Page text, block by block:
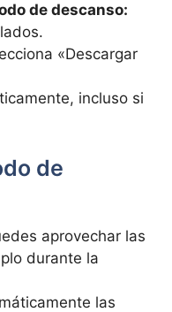
de descanso:
«Descargar
incluso si
de
aprovechar las
durante la
las